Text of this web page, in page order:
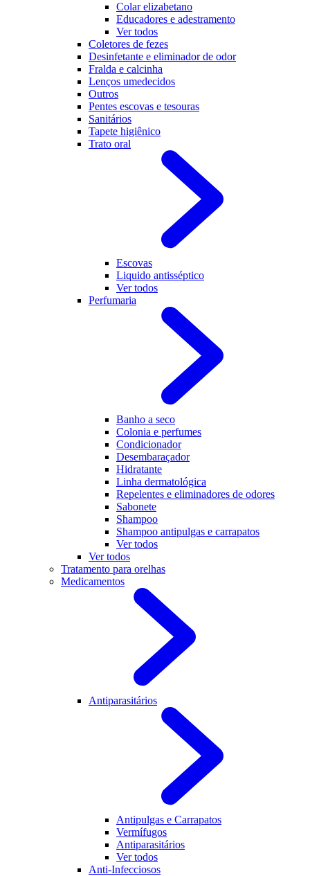
Colar elizabetano
Educadores e adestramento
Ver todos
Coletores de fezes
Desinfetante e eliminador de odor
Fralda e calcinha
Lenços umedecidos
Outros
Pentes escovas e tesouras
Sanitários
Tapete higiênico
Trato oral
Escovas
Liquido antisséptico
Ver todos
Perfumaria
Banho a seco
Colonia e perfumes
Condicionador
Desembaraçador
Hidratante
Linha dermatológica
Repelentes e eliminadores de odores
Sabonete
Shampoo
Shampoo antipulgas e carrapatos
Ver todos
Ver todos
Tratamento para orelhas
Medicamentos
Antiparasitários
Antipulgas e Carrapatos
Vermífugos
Antiparasitários
Ver todos
Anti-Infecciosos